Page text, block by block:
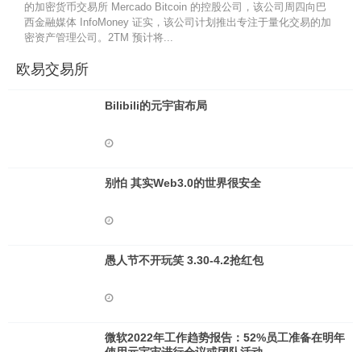
的加密货币交易所 Mercado Bitcoin 的控股公司，该公司周四向巴
西金融媒体 InfoMoney 证实，该公司计划推出专注于量化交易的加
密资产管理公司。2TM 预计将...
欧易交易所
Bilibili的元宇宙布局
别怕 其实Web3.0的世界很安全
愚人节不开玩笑 3.30-4.2抢红包
微软2022年工作趋势报告：52%员工准备在明年